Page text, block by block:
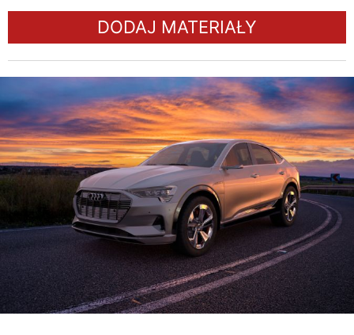
DODAJ MATERIAŁY